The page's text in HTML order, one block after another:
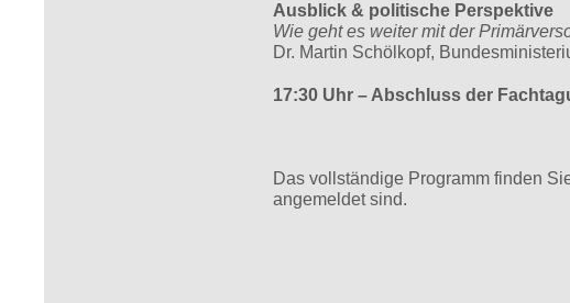
Ausblick & politische Perspektive
Wie geht es weiter mit der
Dr. Martin Schölkopf,
17:30 Uhr – Abschluss der
Das vollständige Programm finden
angemeldet sind.